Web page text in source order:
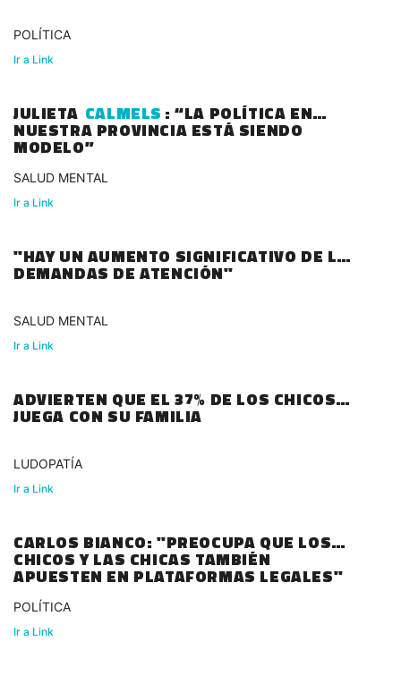
POLÍTICA
Ir a Link
JULIETA CALMELS : “LA POLÍTICA EN
NUESTRA PROVINCIA ESTÁ SIENDO
MODELO”
SALUD MENTAL
Ir a Link
"HAY UN AUMENTO SIGNIFICATIVO DE LAS
DEMANDAS DE ATENCIÓN"
SALUD MENTAL
Ir a Link
ADVIERTEN QUE EL 37% DE LOS CHICOS
JUEGA CON SU FAMILIA
LUDOPATÍA
Ir a Link
CARLOS BIANCO: "PREOCUPA QUE LOS
CHICOS Y LAS CHICAS TAMBIÉN
APUESTEN EN PLATAFORMAS LEGALES"
POLÍTICA
Ir a Link